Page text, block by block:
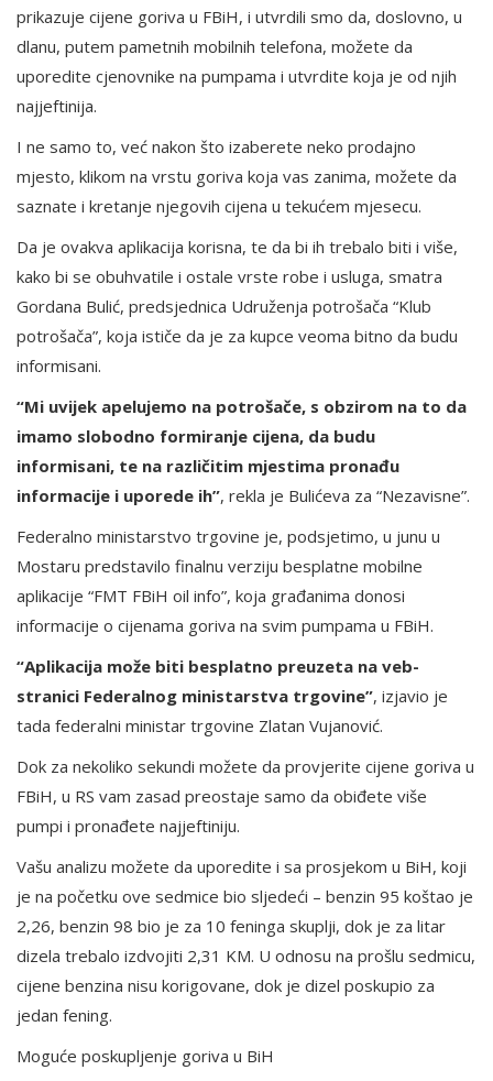
prikazuje cijene goriva u FBiH, i utvrdili smo da, doslovno, u
dlanu, putem pametnih mobilnih telefona, možete da
uporedite cjenovnike na pumpama i utvrdite koja je od njih
najjeftinija.
I ne samo to, već nakon što izaberete neko prodajno
mjesto, klikom na vrstu goriva koja vas zanima, možete da
saznate i kretanje njegovih cijena u tekućem mjesecu.
Da je ovakva aplikacija korisna, te da bi ih trebalo biti i više,
kako bi se obuhvatile i ostale vrste robe i usluga, smatra
Gordana Bulić, predsjednica Udruženja potrošača “Klub
potrošača”, koja ističe da je za kupce veoma bitno da budu
informisani.
“Mi uvijek apelujemo na potrošače, s obzirom na to da
imamo slobodno formiranje cijena, da budu
informisani, te na različitim mjestima pronađu
informacije i uporede ih”, rekla je Bulićeva za “Nezavisne”.
Federalno ministarstvo trgovine je, podsjetimo, u junu u
Mostaru predstavilo finalnu verziju besplatne mobilne
aplikacije “FMT FBiH oil info”, koja građanima donosi
informacije o cijenama goriva na svim pumpama u FBiH.
“Aplikacija može biti besplatno preuzeta na veb-
stranici Federalnog ministarstva trgovine”, izjavio je
tada federalni ministar trgovine Zlatan Vujanović.
Dok za nekoliko sekundi možete da provjerite cijene goriva u
FBiH, u RS vam zasad preostaje samo da obiđete više
pumpi i pronađete najjeftiniju.
Vašu analizu možete da uporedite i sa prosjekom u BiH, koji
je na početku ove sedmice bio sljedeći – benzin 95 koštao je
2,26, benzin 98 bio je za 10 feninga skuplji, dok je za litar
dizela trebalo izdvojiti 2,31 KM. U odnosu na prošlu sedmicu,
cijene benzina nisu korigovane, dok je dizel poskupio za
jedan fening.
Moguće poskupljenje goriva u BiH